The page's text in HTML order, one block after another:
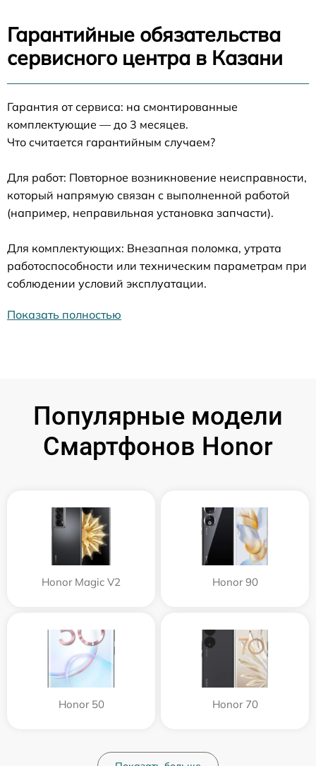
Гарантийные обязательства
сервисного центра в Казани
Гарантия от сервиса: на смонтированные
комплектующие — до 3 месяцев.
Что считается гарантийным случаем?
Для работ: Повторное возникновение неисправности,
который напрямую связан с выполненной работой
(например, неправильная установка запчасти).
Для комплектующих: Внезапная поломка, утрата
работоспособности или техническим параметрам при
соблюдении условий эксплуатации.
Показать полностью
Популярные модели
Смартфонов Honor
Honor Magic V2 Honor 90
Honor 50 Honor 70